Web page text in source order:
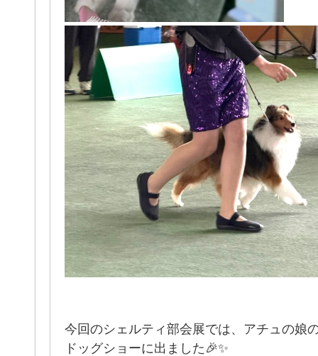
今回のシェルティ部会展では、アチュの娘
ドッグショーに出ました🎉✨